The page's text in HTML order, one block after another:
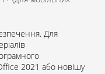
Для
2021 або новішу